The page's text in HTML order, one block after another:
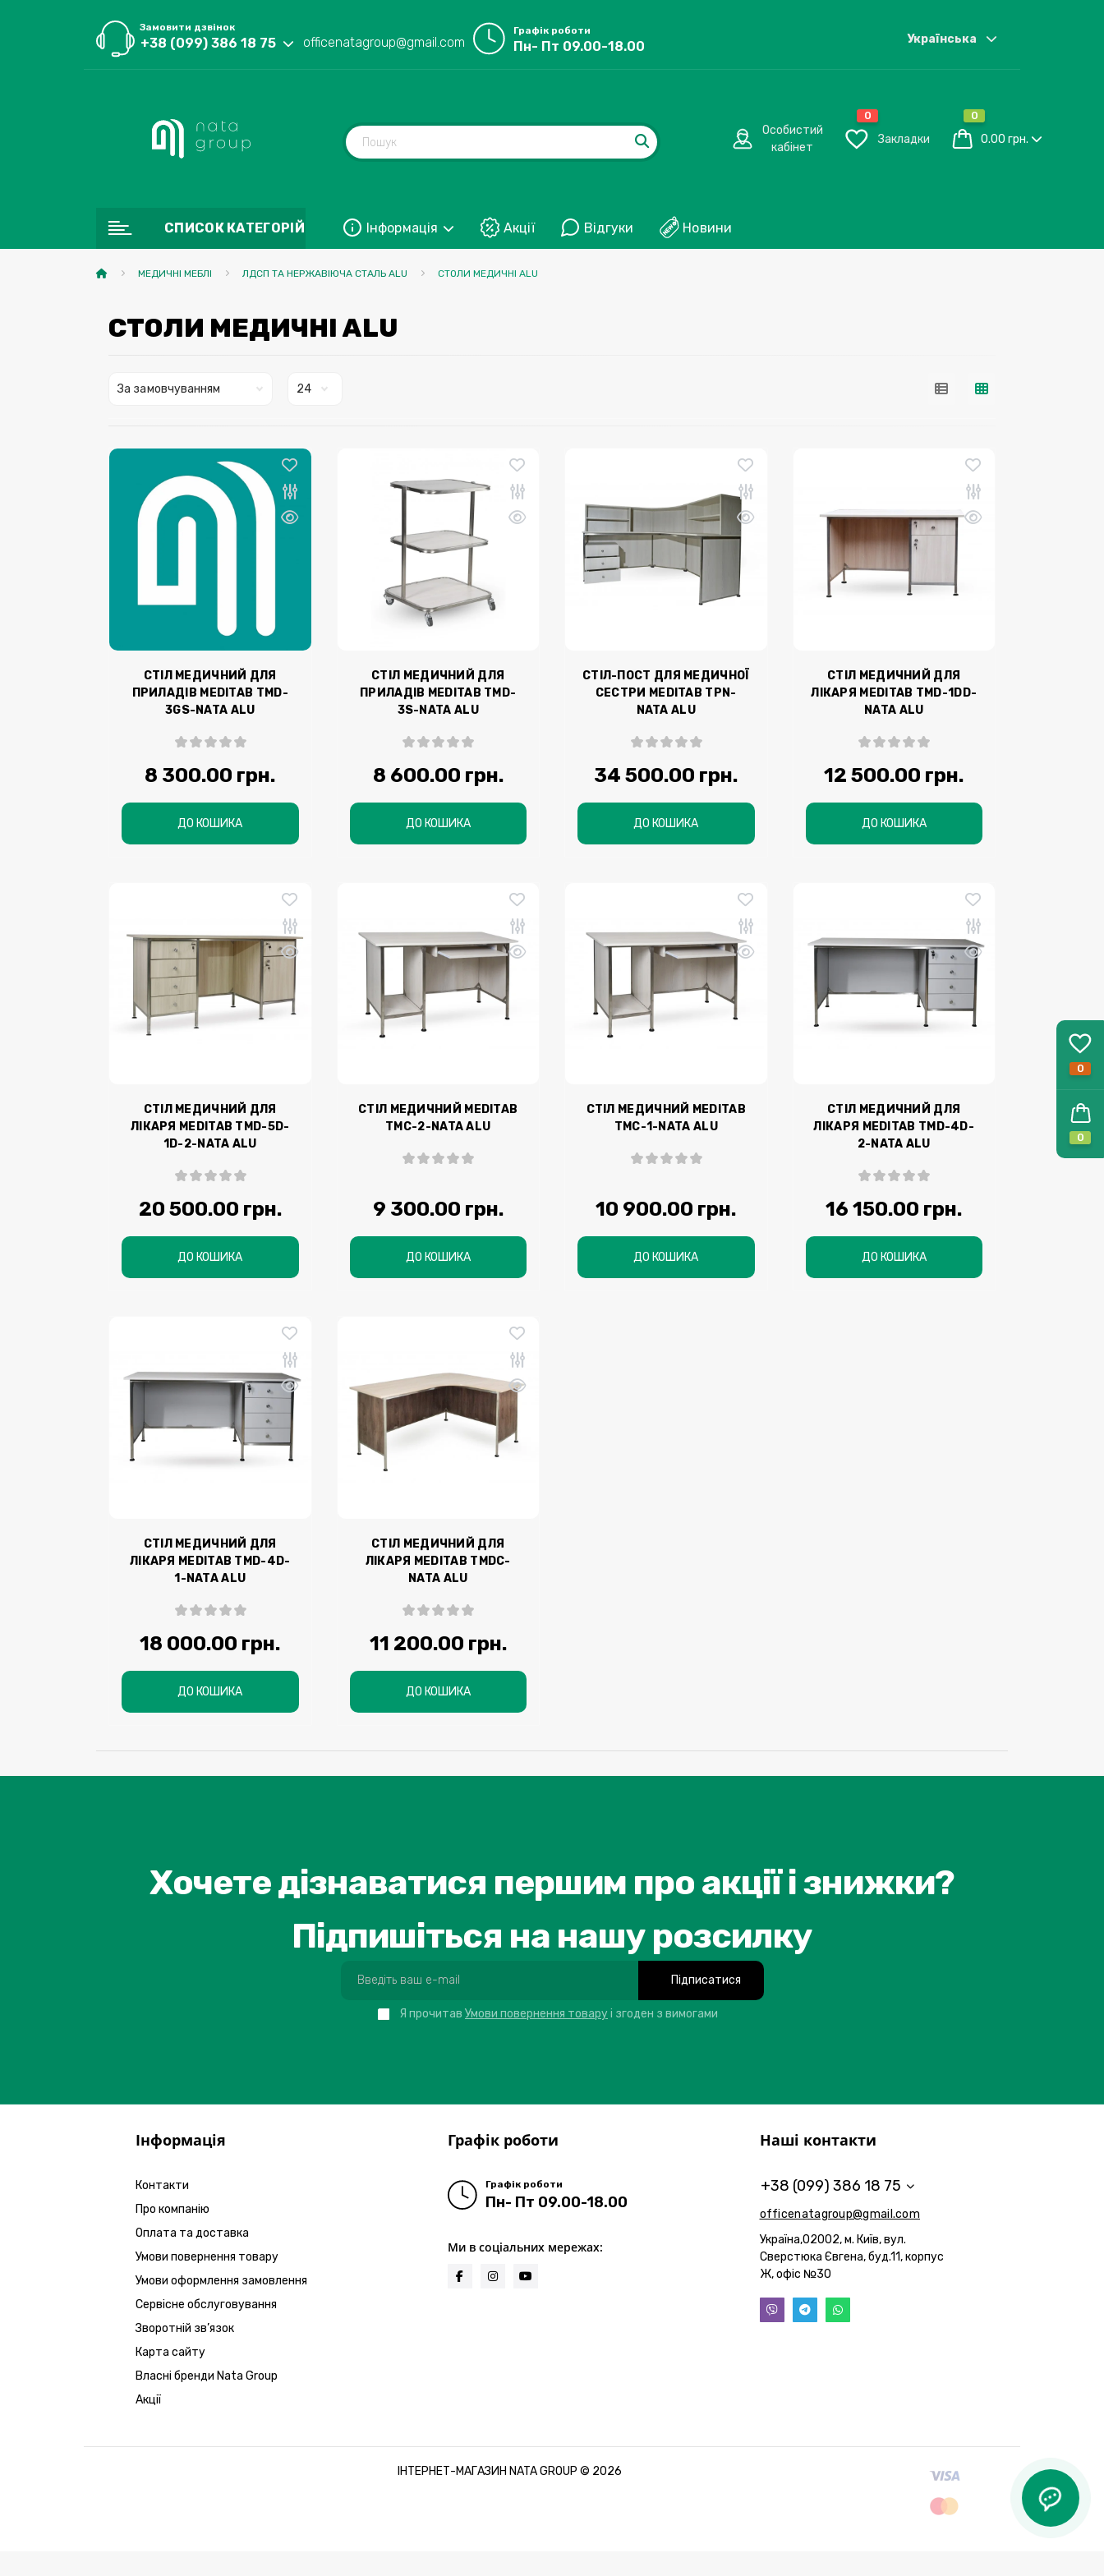
0
0
Замовити дзвінок
+38 (099) 386 18 75 officenatagroup@gmail.com
Графік роботи
Пн- Пт 09.00-18.00 Українська
Особистий
кабінет
Закладки
0 0
0.00 грн.
СПИСОК КАТЕГОРІЙ Інформація Акції Відгуки Новини
МЕДИЧНІ МЕБЛІ ЛДСП ТА НЕРЖАВІЮЧА СТАЛЬ ALU СТОЛИ МЕДИЧНІ ALU
СТОЛИ МЕДИЧНІ ALU
СТІЛ МЕДИЧНИЙ ДЛЯ
ПРИЛАДІВ MEDITAB TMD-
3GS-NATA ALU
8 300.00 грн.
ДО КОШИКА
СТІЛ МЕДИЧНИЙ ДЛЯ
ПРИЛАДІВ MEDITAB TMD-
3S-NATA ALU
8 600.00 грн.
ДО КОШИКА
СТІЛ-ПОСТ ДЛЯ МЕДИЧНОЇ
СЕСТРИ MEDITAB TPN-
NATA ALU
34 500.00 грн.
ДО КОШИКА
СТІЛ МЕДИЧНИЙ ДЛЯ
ЛІКАРЯ MEDITAB ТМD-1DD-
NATA ALU
12 500.00 грн.
ДО КОШИКА
СТІЛ МЕДИЧНИЙ ДЛЯ
ЛІКАРЯ MEDITAB ТМD-5D-
1D-2-NATA ALU
20 500.00 грн.
ДО КОШИКА
СТІЛ МЕДИЧНИЙ MEDITAB
ТМС-2-NATA ALU
9 300.00 грн.
ДО КОШИКА
СТІЛ МЕДИЧНИЙ MEDITAB
ТМС-1-NATA ALU
10 900.00 грн.
ДО КОШИКА
СТІЛ МЕДИЧНИЙ ДЛЯ
ЛІКАРЯ MEDITAB ТМD-4D-
2-NATA ALU
16 150.00 грн.
ДО КОШИКА
СТІЛ МЕДИЧНИЙ ДЛЯ
ЛІКАРЯ MEDITAB ТМD-4D-
1-NATA ALU
18 000.00 грн.
ДО КОШИКА
СТІЛ МЕДИЧНИЙ ДЛЯ
ЛІКАРЯ MEDITAB ТМDС-
NATA ALU
11 200.00 грн.
ДО КОШИКА
Хочете дізнаватися першим про акції і знижки?
Підпишіться на нашу розсилку
Підписатися
Я прочитав Умови повернення товару і згоден з вимогами
Інформація
Контакти
Про компанію
Оплата та доставка
Умови повернення товару
Умови оформлення замовлення
Сервісне обслуговування
Зворотній зв’язок
Карта сайту
Власні бренди Nata Group
Акції
Графік роботи
Графік роботи
Пн- Пт 09.00-18.00
Ми в соціальних мережах:
Наші контакти
+38 (099) 386 18 75
officenatagroup@gmail.com
Україна,02002, м. Київ, вул.
Сверстюка Євгена, буд.11, корпус
Ж, офіс №30
ІНТЕРНЕТ-МАГАЗИН NATA GROUP © 2026